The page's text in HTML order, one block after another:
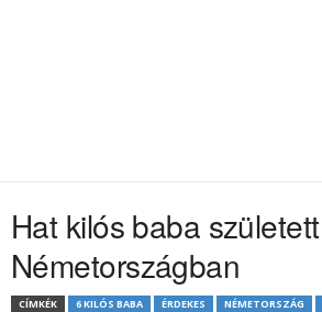
Hat kilós baba született
Németországban
CÍMKÉK 6 KILÓS BABA ÉRDEKES NÉMETORSZÁG